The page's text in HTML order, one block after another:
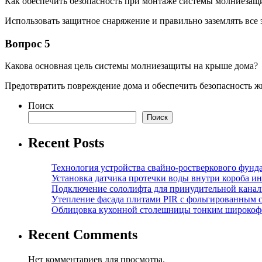
Использовать защитное снаряжение и правильно заземлять все
Вопрос 5
Какова основная цель системы молниезащиты на крыше дома?
Предотвратить повреждение дома и обеспечить безопасность
Поиск
Поиск
Recent Posts
Технология устройства свайно-ростверкового
Установка датчика протечки воды внутри короба
Подключение сололифта для принудительной
Утепление фасада плитами PIR с фольгированным
Облицовка кухонной столешницы тонким
Recent Comments
Нет комментариев для просмотра.